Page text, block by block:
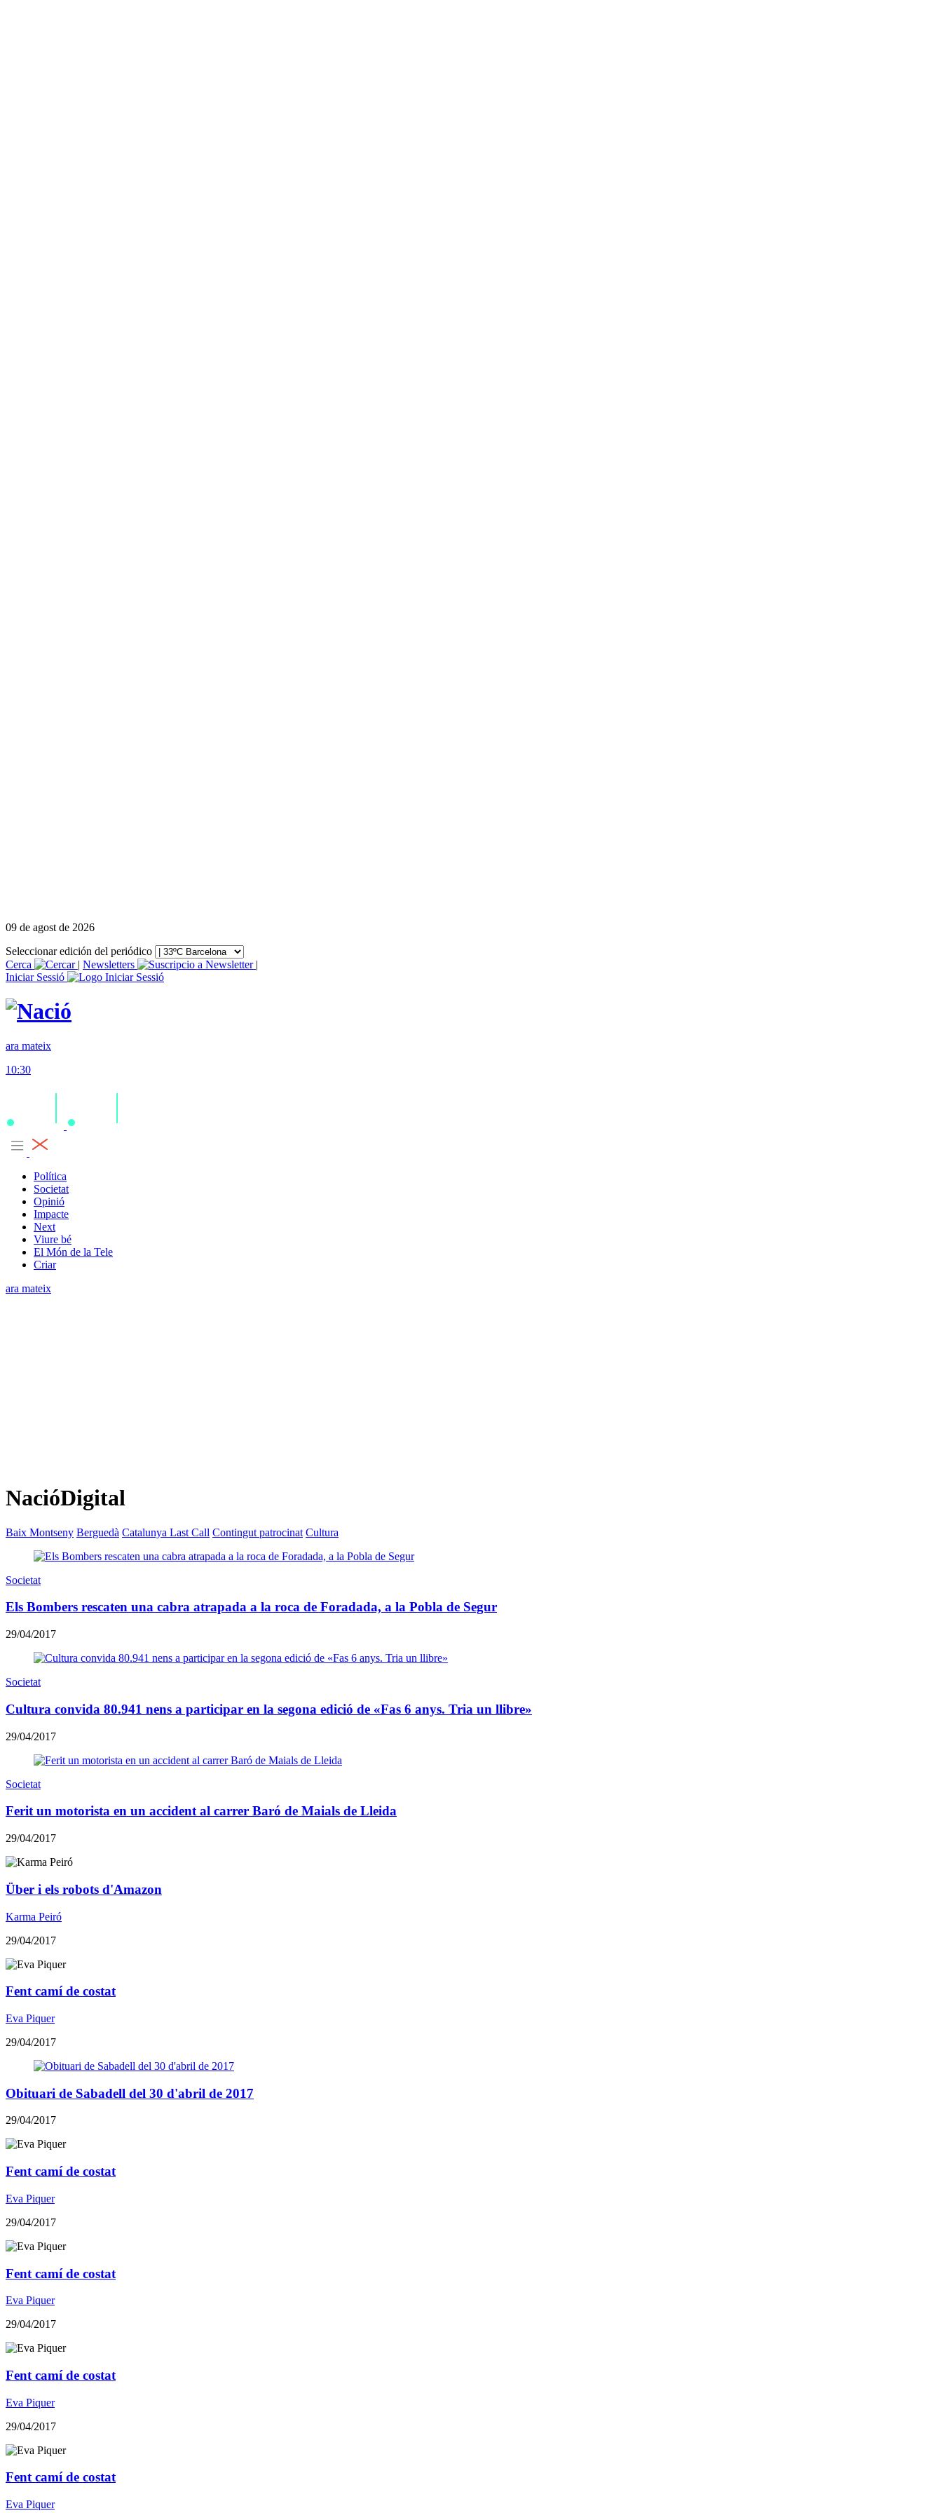
09 de agost de 2026
Seleccionar edición del periódico
Cerca
| Newsletters
|
Iniciar Sessió
ara mateix
10:30
Política
Societat
Opinió
Impacte
Next
Viure bé
El Món de la Tele
Criar
ara mateix
NacióDigital
Baix Montseny Berguedà Catalunya Last Call Contingut patrocinat Cultura
Societat
Els Bombers rescaten una cabra atrapada a la roca de Foradada, a la Pobla de Segur
29/04/2017
Societat
Cultura convida 80.941 nens a participar en la segona edició de «Fas 6 anys. Tria un llibre»
29/04/2017
Societat
Ferit un motorista en un accident al carrer Baró de Maials de Lleida
29/04/2017
​Über i els robots d'Amazon
Karma Peiró
29/04/2017
Fent camí de costat
Eva Piquer
29/04/2017
Obituari de Sabadell del 30 d'abril de 2017
29/04/2017
Fent camí de costat
Eva Piquer
29/04/2017
Fent camí de costat
Eva Piquer
29/04/2017
Fent camí de costat
Eva Piquer
29/04/2017
Fent camí de costat
Eva Piquer